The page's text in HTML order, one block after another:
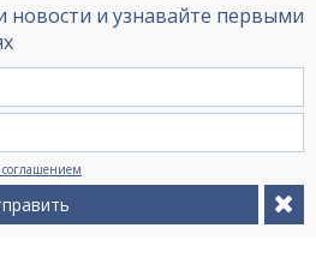
и узнавайте первыми
соглашением